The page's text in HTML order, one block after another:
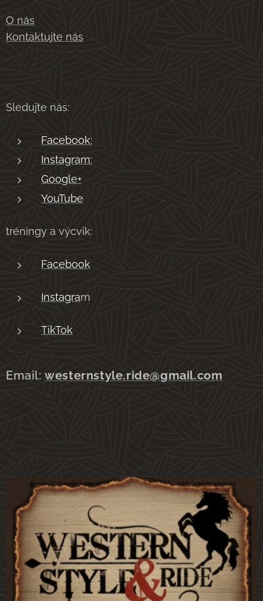
O nás
Kontaktujte nás
Sledujte nás:
Facebook:
Instagram:
Google+
YouTube
tréningy a výcvik:
Facebook
Instagram
TikTok
Email:westernstyle.ride@gmail.com